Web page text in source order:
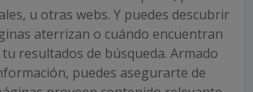
u otras webs. Y puedes descubrir
aterrizan o cuándo encuentran
tu resultados de búsqueda. Armado
puedes asegurarte de